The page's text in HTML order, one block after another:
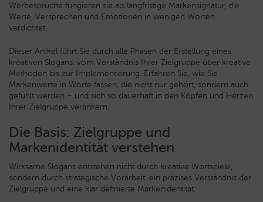
Werbesprüche fungieren sie als langfristige Markensignatur, die
Werte, Versprechen und Emotionen in wenigen Worten
verdichtet.
Dieser Artikel führt Sie durch alle Phasen der Erstellung eines
kreativen Slogans: vom Verständnis Ihrer Zielgruppe über kreative
Methoden bis zur Implementierung. Erfahren Sie, wie Sie
Markenwerte in Worte fassen, die nicht nur gehört, sondern auch
gefühlt werden – und sich so dauerhaft in den Köpfen und Herzen
Ihrer Zielgruppe verankern.
Die Basis: Zielgruppe und
Markenidentität verstehen
Wirksame Slogans entstehen nicht durch kreative Wortspiele,
sondern durch strategische Vorarbeit: ein präzises Verständnis der
Zielgruppe und eine klar definierte Markenidentität.